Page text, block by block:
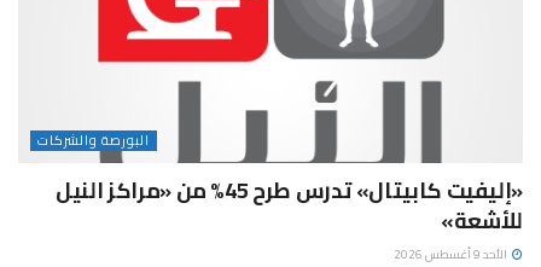
البورصة والشركات
«إليفيت كابيتال» تدرس طرح 45% من «مراكز النيل
للأشعة»
الأحد 9 أغسطس 2026